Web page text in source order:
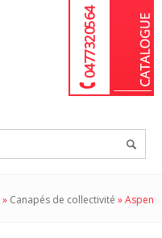
04 77 32 05 64
» Canapés de collectivité »Aspen